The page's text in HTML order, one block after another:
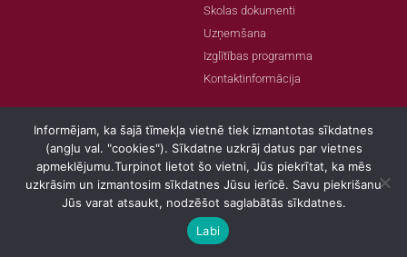
Skolas dokumenti
Uzņemšana
Izglītības programma
Kontaktinformācija
© 2022 Visas tiesības aizsargātas
Informējam, ka šajā tīmekļa vietnē tiek izmantotas sīkdatnes
(angļu val. "cookies"). Sīkdatne uzkrāj datus par vietnes
apmeklējumu.Turpinot lietot šo vietni, Jūs piekrītat, ka mēs
uzkrāsim un izmantosim sīkdatnes Jūsu ierīcē. Savu piekrišanu
Jūs varat atsaukt, nodzēšot saglabātās sīkdatnes.
Labi